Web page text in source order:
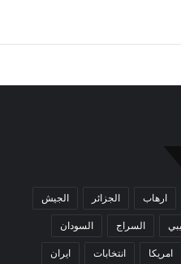
ارهاب الجزائر الجيش
السراج السودان
امريكا انتخابات ايران